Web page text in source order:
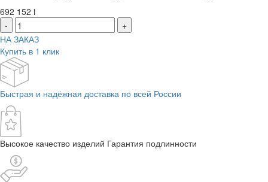
692 152 i
-
+
НА ЗАКАЗ
Купить в 1 клик
Быстрая и надёжная доставка по всей России
Высокое качество изделий Гарантия подлинности